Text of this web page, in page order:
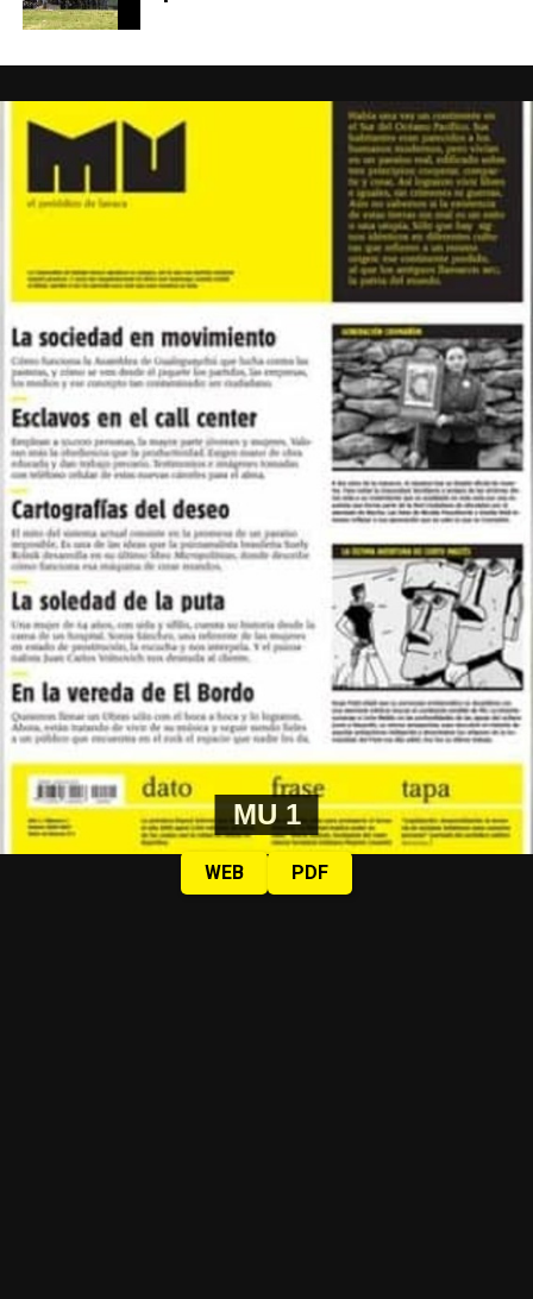
Las mujeres de Córdoba ganando las calles, pese a la lluvia, y pese a
todo.Fotos: Nany Palazzini /lavaca.org
Foto: Juan Valeiro/ lavaca.org
MU 1
WEB PDF